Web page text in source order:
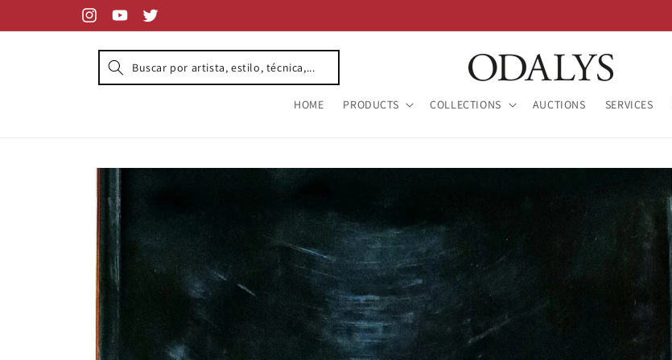
InstagramYouTubeTwitter
HOME PRODUCTS COLLECTIONS AUCTIONS SERVICES
Skip to
product
information